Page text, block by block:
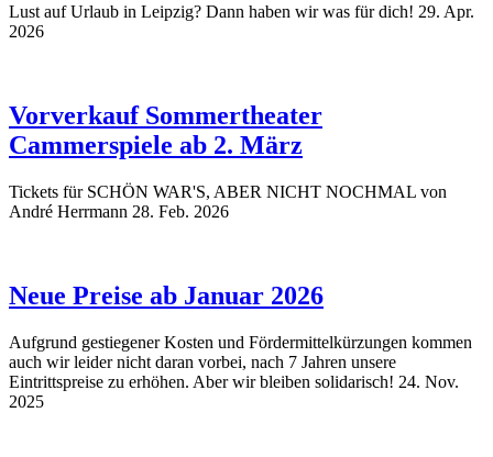
Lust auf Urlaub in Leipzig? Dann haben wir was für dich! 29. Apr.
2026
Vorverkauf Sommertheater
Cammerspiele ab 2. März
Tickets für SCHÖN WAR'S, ABER NICHT NOCHMAL von
André Herrmann 28. Feb. 2026
Neue Preise ab Januar 2026
Aufgrund gestiegener Kosten und Fördermittelkürzungen kommen
auch wir leider nicht daran vorbei, nach 7 Jahren unsere
Eintrittspreise zu erhöhen. Aber wir bleiben solidarisch! 24. Nov.
2025